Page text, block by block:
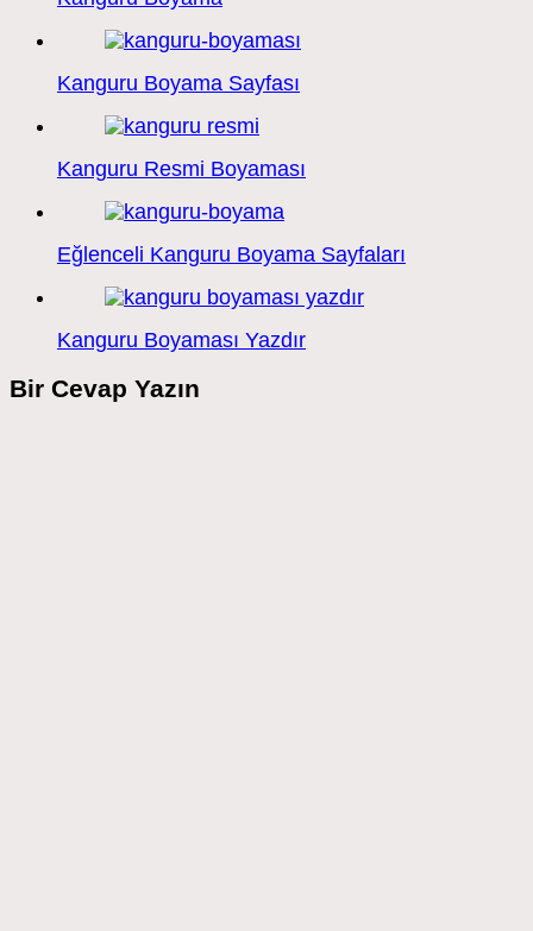
Kanguru Boyama Sayfası
Kanguru Resmi Boyaması
Eğlenceli Kanguru Boyama Sayfaları
Kanguru Boyaması Yazdır
Bir Cevap Yazın